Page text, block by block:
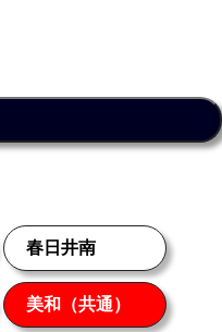
春日井南
美和（共通）